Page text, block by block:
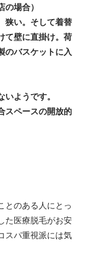
場合）
狭い。そして着替
て壁に直掛け。荷
のバスケットに入
ようです。
スペースの開放的
とのある人にとっ
た医療脱毛がお安
スパ重視派には気